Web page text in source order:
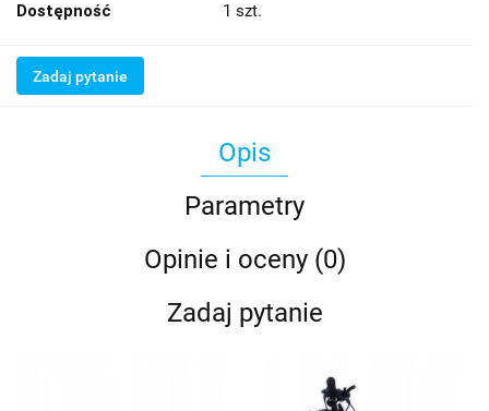
Dostępność 1 szt.
Zadaj pytanie
Opis
Parametry
Opinie i oceny (0)
Zadaj pytanie